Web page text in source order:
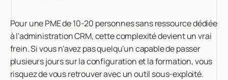
Pour une PME de 10-20 personnes sans ressource dédiée
à l'administration CRM, cette complexité devient un vrai
frein. Si vous n'avez pas quelqu'un capable de passer
plusieurs jours sur la configuration et la formation, vous
risquez de vous retrouver avec un outil sous-exploité.